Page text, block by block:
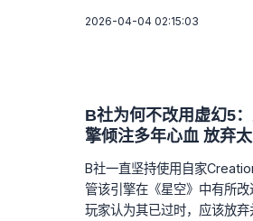
2026-04-04 02:15:03
B社为何不改用虚幻5：
擎倾注多年心血 放弃
B社一直坚持使用自家
管该引擎在《星空》中有所
玩家认为其已过时，应该放弃